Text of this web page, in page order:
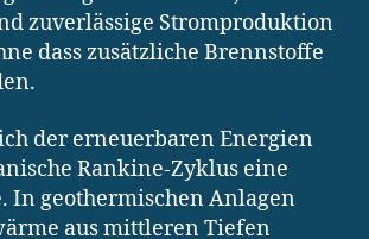
zuverlässige Stromproduktion
dass zusätzliche Brennstoffe
der erneuerbaren Energien
Rankine-Zyklus eine
In geothermischen Anlagen
aus mittleren Tiefen